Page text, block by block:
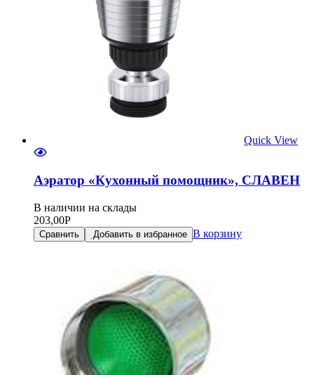
Quick View
Аэратор «Кухонный помощник», СЛАВЕН
В наличии на склады
203,00Р
Сравнить Добавить в избранное В корзину